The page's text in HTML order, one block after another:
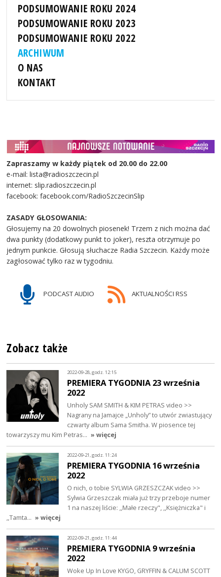
PODSUMOWANIE ROKU 2024
PODSUMOWANIE ROKU 2023
PODSUMOWANIE ROKU 2022
ARCHIWUM
O NAS
KONTAKT
Zapraszamy w każdy piątek od 20.00 do 22.00
e-mail: lista@radioszczecin.pl
internet: slip.radioszczecin.pl
facebook: facebook.com/RadioSzczecinSlip
ZASADY GŁOSOWANIA:
Głosujemy na 20 dowolnych piosenek! Trzem z nich można dać
dwa punkty (dodatkowy punkt to joker), reszta otrzymuje po
jednym punkcie. Głosują słuchacze Radia Szczecin. Każdy może
zagłosować tylko raz w tygodniu.
PODCAST AUDIO AKTUALNOŚCI RSS
Zobacz także
2022-09-28, godz. 12:15
PREMIERA TYGODNIA 23 września
2022
Unholy SAM SMITH & KIM PETRAS video >>
Nagrany na Jamajce „Unholy” to utwór zwiastujący
czwarty album Sama Smitha. W piosence tej
towarzyszy mu Kim Petras… » więcej
2022-09-21, godz. 11:24
PREMIERA TYGODNIA 16 września
2022
O nich, o tobie SYLWIA GRZESZCZAK video >>
Sylwia Grzeszczak miała już trzy przeboje numer
1 na naszej liście: ,,Małe rzeczy", ,,Księżniczka" i
,,Tamta… » więcej
2022-09-21, godz. 11:44
PREMIERA TYGODNIA 9 września
2022
Woke Up In Love KYGO, GRYFFIN & CALUM SCOTT